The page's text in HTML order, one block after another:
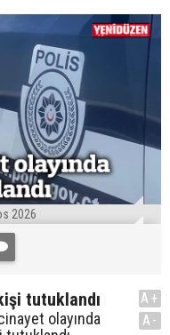
2026
tutuklandı
olayında
A+
A-